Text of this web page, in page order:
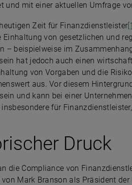
und mit einer aktuellen Umfrage
Zeit für Finanzdienstleister
Einhaltung von gesetzlichen und
– beispielweise im
hat jedoch auch einen
von Vorgaben und die
aus. Vor diesem
und kann bei einer
für
Druck
die Compliance von
Mark Branson als Präsident